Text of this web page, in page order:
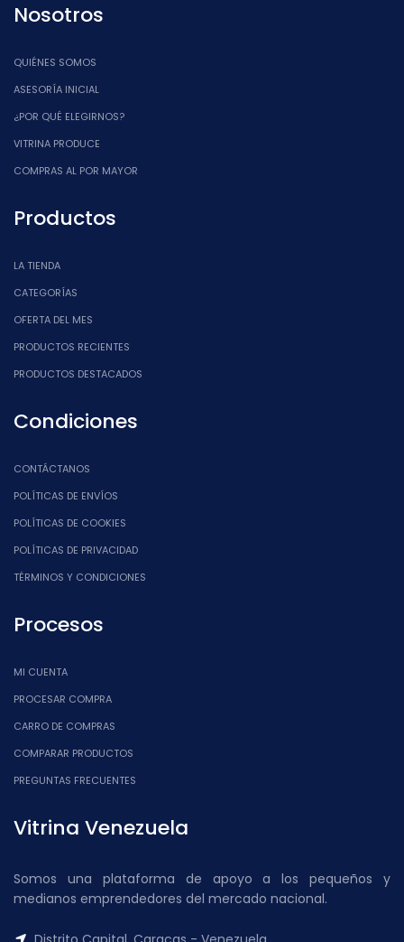
Nosotros
QUIÉNES SOMOS
ASESORÍA INICIAL
¿POR QUÉ ELEGIRNOS?
VITRINA PRODUCE
COMPRAS AL POR MAYOR
Productos
LA TIENDA
CATEGORÍAS
OFERTA DEL MES
PRODUCTOS RECIENTES
PRODUCTOS DESTACADOS
Condiciones
CONTÁCTANOS
POLÍTICAS DE ENVÍOS
POLÍTICAS DE COOKIES
POLÍTICAS DE PRIVACIDAD
TÉRMINOS Y CONDICIONES
Procesos
MI CUENTA
PROCESAR COMPRA
CARRO DE COMPRAS
COMPARAR PRODUCTOS
PREGUNTAS FRECUENTES
Vitrina Venezuela
Somos una plataforma de apoyo a los pequeños y
medianos emprendedores del mercado nacional.